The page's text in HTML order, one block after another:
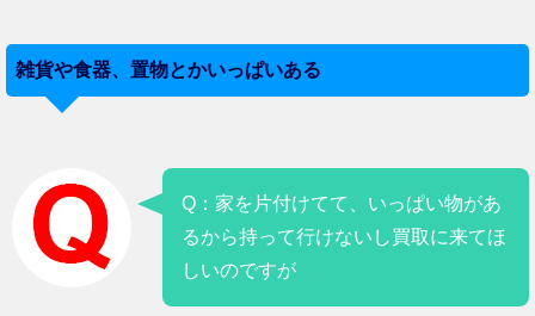
雑貨や食器、置物とかいっぱいある
Q：家を片付けてて、いっぱい物があ
るから持って行けないし買取に来てほ
しいのですが